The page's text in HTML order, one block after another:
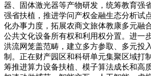
器、固体激光器等产物研发，统筹教育强
强省扶植，推进学问产权金融生态分析试
化办事力度，拓展农商文旅体教康多元融
公共文化设备所有权和利用权分置。进一
洪流网笼盖范畴，建立多方参取、多元投
制。正在财产园区和科研单元集聚区域打
筹推进算力设备扶植、模子算法成长和高